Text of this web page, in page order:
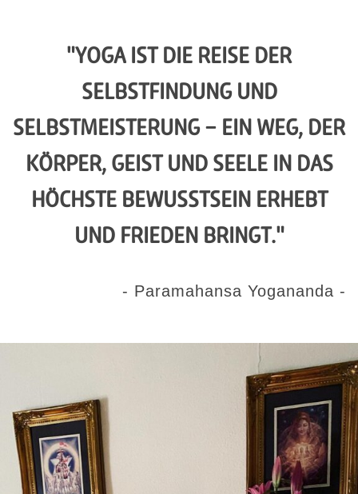
"YOGA IST DIE REISE DER
SELBSTFINDUNG UND
SELBSTMEISTERUNG – EIN WEG, DER
KÖRPER, GEIST UND SEELE IN DAS
HÖCHSTE BEWUSSTSEIN ERHEBT
UND FRIEDEN BRINGT."
- Paramahansa Yogananda -